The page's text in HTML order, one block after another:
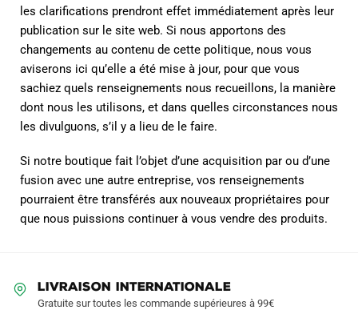
les clarifications prendront effet immédiatement après leur
publication sur le site web. Si nous apportons des
changements au contenu de cette politique, nous vous
aviserons ici qu’elle a été mise à jour, pour que vous
sachiez quels renseignements nous recueillons, la manière
dont nous les utilisons, et dans quelles circonstances nous
les divulguons, s’il y a lieu de le faire.
Si notre boutique fait l’objet d’une acquisition par ou d’une
fusion avec une autre entreprise, vos renseignements
pourraient être transférés aux nouveaux propriétaires pour
que nous puissions continuer à vous vendre des produits.
LIVRAISON INTERNATIONALE
Gratuite sur toutes les commande supérieures à 99€